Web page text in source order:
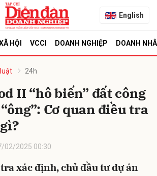
English
HỘI VCCI DOANH NGHIỆP DOANH
24h
II “hô biến” đất công
Cơ quan điều tra
02/2025 00:30
xác định, chủ đầu tư dự án
Hủy